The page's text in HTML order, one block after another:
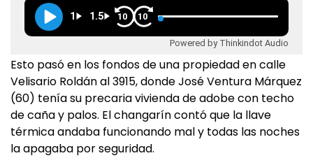
1 1.5 10 10
Powered by Thinkindot Audio
Esto pasó en los fondos de una propiedad en calle
Velisario Roldán al 3915, donde José Ventura Márquez
(60) tenía su precaria vivienda de adobe con techo
de caña y palos. El changarín contó que la llave
térmica andaba funcionando mal y todas las noches
la apagaba por seguridad.